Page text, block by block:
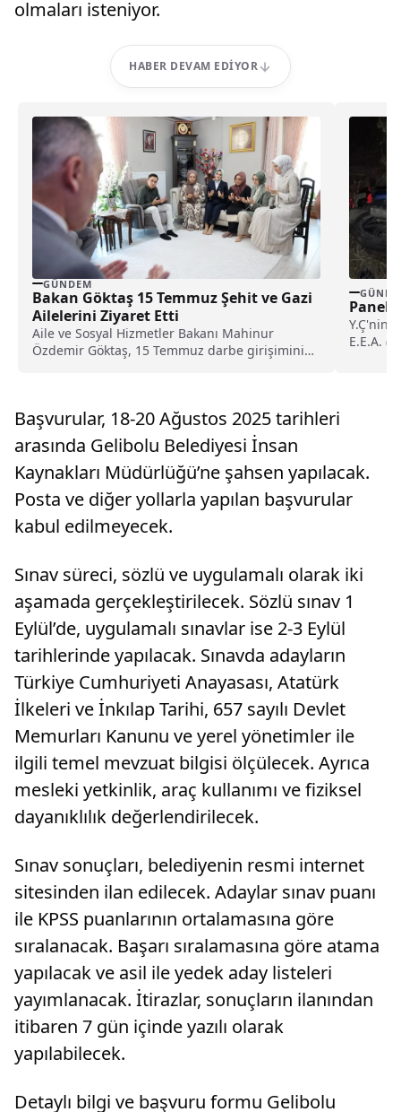
olmaları isteniyor.
HABER DEVAM EDIYOR
GÜNDEM
Bakan Göktaş 15 Temmuz Şehit ve Gazi
Ailelerini Ziyaret Etti
Aile ve Sosyal Hizmetler Bakanı Mahinur
Özdemir Göktaş, 15 Temmuz darbe girişiminin
Y.Ç'nin
E.E.A.
Başvurular, 18-20 Ağustos 2025 tarihleri
arasında Gelibolu Belediyesi İnsan
Kaynakları Müdürlüğü’ne şahsen yapılacak.
Posta ve diğer yollarla yapılan başvurular
kabul edilmeyecek.
Sınav süreci, sözlü ve uygulamalı olarak iki
aşamada gerçekleştirilecek. Sözlü sınav 1
Eylül’de, uygulamalı sınavlar ise 2-3 Eylül
tarihlerinde yapılacak. Sınavda adayların
Türkiye Cumhuriyeti Anayasası, Atatürk
İlkeleri ve İnkılap Tarihi, 657 sayılı Devlet
Memurları Kanunu ve yerel yönetimler ile
ilgili temel mevzuat bilgisi ölçülecek. Ayrıca
mesleki yetkinlik, araç kullanımı ve fiziksel
dayanıklılık değerlendirilecek.
Sınav sonuçları, belediyenin resmi internet
sitesinden ilan edilecek. Adaylar sınav puanı
ile KPSS puanlarının ortalamasına göre
sıralanacak. Başarı sıralamasına göre atama
yapılacak ve asil ile yedek aday listeleri
yayımlanacak. İtirazlar, sonuçların ilanından
itibaren 7 gün içinde yazılı olarak
yapılabilecek.
Detaylı bilgi ve başvuru formu Gelibolu